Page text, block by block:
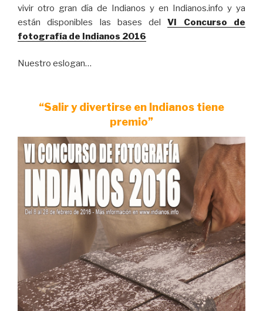
vivir otro gran día de Indianos y en Indianos.info y ya
están disponibles las bases delVI Concurso de
fotografía de Indianos 2016
Nuestro eslogan…
“Salir y divertirse en Indianos tiene
premio”